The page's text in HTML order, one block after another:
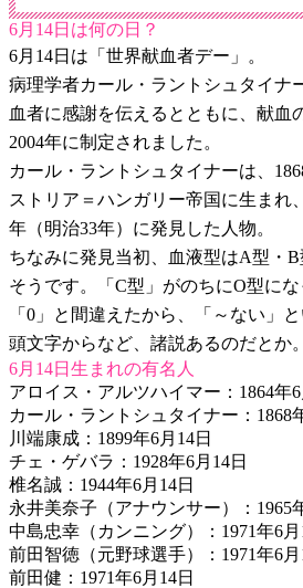
6月14日は何の日？
6月14日は「世界献血者デー」。
病理学者カール・ラントシュタイナ
血者に感謝を伝えるとともに、献血
2004年に制定されました。
カール・ラントシュタイナーは、
ストリア＝ハンガリー帝国に生まれ
年（明治33年）に発見した人物。
ちなみに発見当初、血液型はA型・
そうです。「C型」がのちにO型に
「0」と間違えたから、「～ない」
頭文字からなど、諸説あるのだとか。
6月14日生まれの有名人
アロイス・アルツハイマー：1864年6
カール・ラントシュタイナー：1868
川端康成：1899年6月14日
チェ・ゲバラ：1928年6月14日
椎名誠：1944年6月14日
永井美奈子（アナウンサー）：1965
中島忠幸（カンニング）：1971年6月
前田智徳（元野球選手）：1971年6月
前田健：1971年6月14日